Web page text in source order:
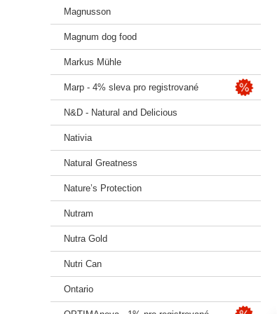
Magnusson
Magnum dog food
Markus Mühle
Marp - 4% sleva pro registrované
N&D - Natural and Delicious
Nativia
Natural Greatness
Nature’s Protection
Nutram
Nutra Gold
Nutri Can
Ontario